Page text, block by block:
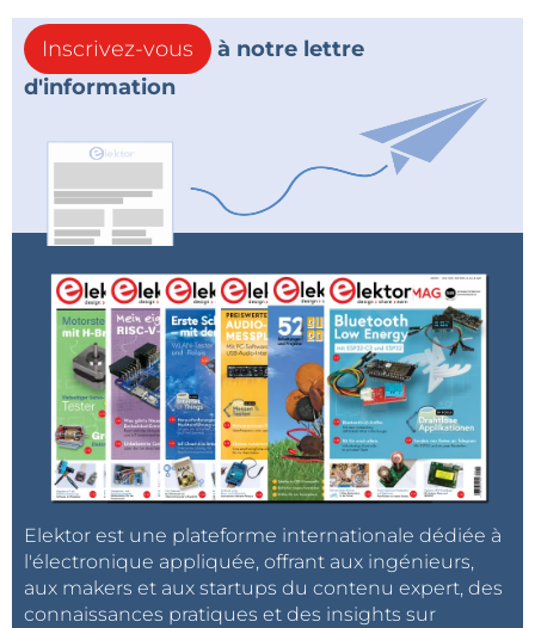
Inscrivez-vous
à notre lettre
d'information
Elektor est une plateforme internationale dédiée à
l'électronique appliquée, offrant aux ingénieurs,
aux makers et aux startups du contenu expert, des
connaissances pratiques et des insights sur